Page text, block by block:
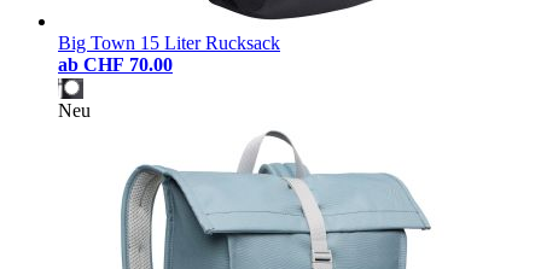
Big Town 15 Liter Rucksack
ab CHF 70.00
Neu